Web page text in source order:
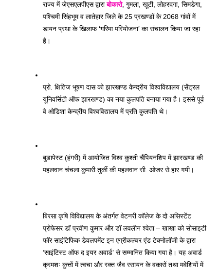
राज्य में जेएसएलपीएस द्वारा बोकारो, गुमला, खूटी, लोहरदगा, सिमडेगा,
पश्चिमी सिंहभूम व लातेहार जिले के 25 प्रखण्डों के 2068 गांवों में
डायन प्रथा के खिलाफ ‘गरिमा परियोजना’ का संचालन किया जा रहा
है।
प्रो. क्षितिज भूषण दास को झारखण्ड केन्द्रीय विश्वविद्यालय (सेंट्रल
यूनिवर्सिटी ऑफ झारखण्ड) का नया कुलपति बनाया गया है। इससे पूर्व
वे ओडिशा केन्द्रीय विश्वविद्यालय में प्रति कुलपति थे।
बुडापेस्ट (हंगरी) में आयोजित विश्व कुश्ती चैंपियनशिप में झारखण्ड की
पहलवान चंचला कुमारी तुर्की की पहलवान सी. ओजर से हार गयी।
बिरसा कृषि विविद्यालय के अंतर्गत वेटनरी कॉलेज के दो असिस्टेंट
प्रोफेसर डॉ प्रवीण कुमार और डॉ लवलीन श्वेता – खाखा को सोसाइटी
फॉर साइंटिफिक डेवलपमेंट इन एग्रीकल्चर एंड टेक्नोलॉजी के द्वारा
‘साइंटिस्ट ऑफ द इयर अवार्ड’ से सम्मानित किया गया है। यह अवार्ड
क्रमशः कुत्तों में त्वचा और रक्त जैव रसायन के वकारों तथा मवेशियों में